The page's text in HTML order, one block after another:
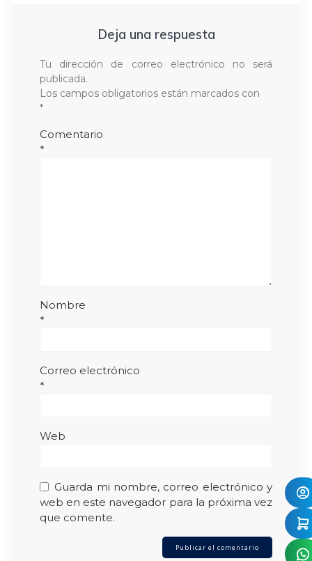
Deja una respuesta
Tu dirección de correo electrónico no será
publicada.
Los campos obligatorios están marcados con
*
Comentario
*
Nombre
*
Correo electrónico
*
Web
Guarda mi nombre, correo electrónico y
web en este navegador para la próxima vez
que comente.